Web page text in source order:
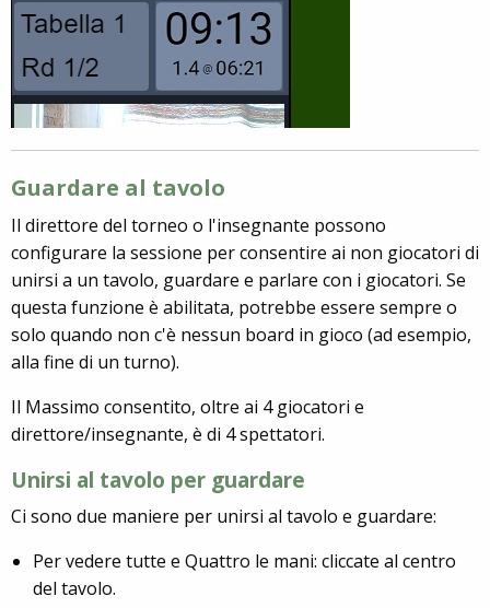
Guardare al tavolo
Il direttore del torneo o l'insegnante possono
configurare la sessione per consentire ai non giocatori di
unirsi a un tavolo, guardare e parlare con i giocatori. Se
questa funzione è abilitata, potrebbe essere sempre o
solo quando non c'è nessun board in gioco (ad esempio,
alla fine di un turno).
Il Massimo consentito, oltre ai 4 giocatori e
direttore/insegnante, è di 4 spettatori.
Unirsi al tavolo per guardare
Ci sono due maniere per unirsi al tavolo e guardare:
Per vedere tutte e Quattro le mani: cliccate al centro
del tavolo.